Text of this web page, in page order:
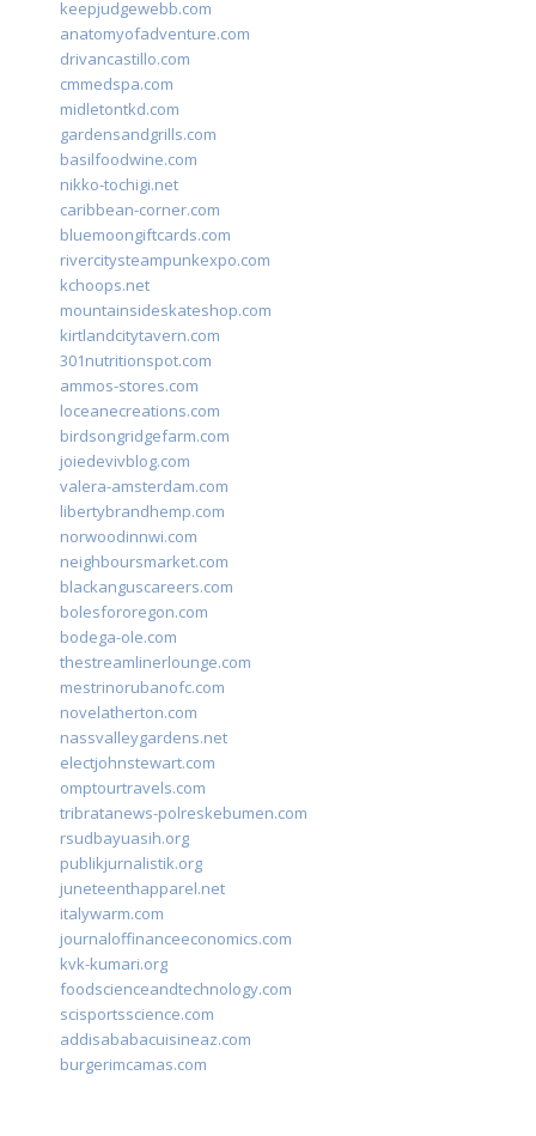
keepjudgewebb.com
anatomyofadventure.com
drivancastillo.com
cmmedspa.com
midletontkd.com
gardensandgrills.com
basilfoodwine.com
nikko-tochigi.net
caribbean-corner.com
bluemoongiftcards.com
rivercitysteampunkexpo.com
kchoops.net
mountainsideskateshop.com
kirtlandcitytavern.com
301nutritionspot.com
ammos-stores.com
loceanecreations.com
birdsongridgefarm.com
joiedevivblog.com
valera-amsterdam.com
libertybrandhemp.com
norwoodinnwi.com
neighboursmarket.com
blackanguscareers.com
bolesfororegon.com
bodega-ole.com
thestreamlinerlounge.com
mestrinorubanofc.com
novelatherton.com
nassvalleygardens.net
electjohnstewart.com
omptourtravels.com
tribratanews-polreskebumen.com
rsudbayuasih.org
publikjurnalistik.org
juneteenthapparel.net
italywarm.com
journaloffinanceeconomics.com
kvk-kumari.org
foodscienceandtechnology.com
scisportsscience.com
addisababacuisineaz.com
burgerimcamas.com